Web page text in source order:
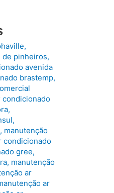
,
de pinheiros,
avenida
brastemp,
condicionado
,
,
, manutenção
condicionado
gree,
, manutenção
ar
ar